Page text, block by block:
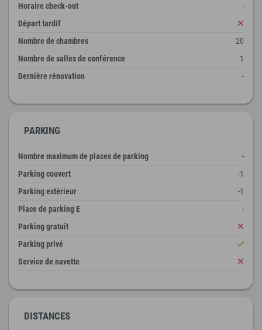
Horaire check-out
-
Départ tardif
Nombre de chambres
20
Nombre de salles de conférence
1
Dernière rénovation
-
PARKING
Nombre maximum de places de parking
-
Parking couvert
-1
Parking extérieur
-1
Place de parking E
-
Parking gratuit
Parking privé
Service de navette
DISTANCES